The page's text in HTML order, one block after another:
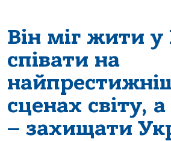
Він міг жити
співати на
сценах світу,
– захищати